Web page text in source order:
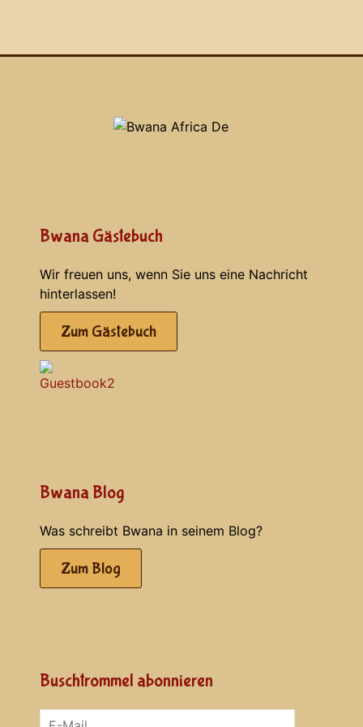
Bwana Gästebuch
Wir freuen uns, wenn Sie uns eine Nachricht
hinterlassen!
Zum Gästebuch
Bwana Blog
Was schreibt Bwana in seinem Blog?
Zum Blog
Buschtrommel abonnieren